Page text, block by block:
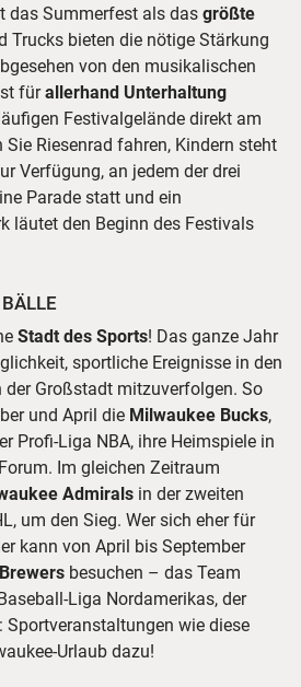
das Summerfest als das größte
Trucks bieten die nötige Stärkung
von den musikalischen
fürallerhand Unterhaltung
Festivalgelände direkt am
Riesenrad fahren, Kindern steht
Verfügung, an jedem der drei
Parade statt und ein
läutet den Beginn des Festivals
Stadt des Sports! Das ganze Jahr
sportliche Ereignisse in den
der Großstadt mitzuverfolgen. So
und April die Milwaukee Bucks,
Profi-Liga NBA, ihre Heimspiele in
Im gleichen Zeitraum
Admirals in der zweiten
um den Sieg. Wer sich eher für
kann von April bis September
besuchen – das Team
Liga Nordamerikas, der
Sportveranstaltungen wie diese
Urlaub dazu!